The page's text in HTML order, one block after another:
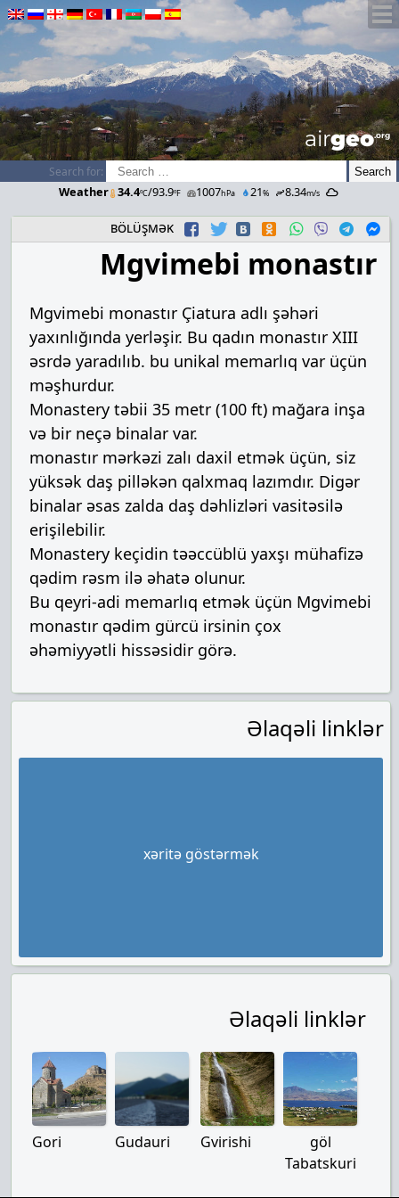
airGEO.oRg
Search for:
Weather 34.4ºC/93.9ºF 1007hPa 21% 8.34m/s
bölüşmək
Mgvimebi monastır
Mgvimebi monastır Çiatura adlı şəhəri
yaxınlığında yerləşir. Bu qadın monastır XIII
əsrdə yaradılıb. bu unikal memarlıq var üçün
məşhurdur.
Monastery təbii 35 metr (100 ft) mağara inşa
və bir neçə binalar var.
monastır mərkəzi zalı daxil etmək üçün, siz
yüksək daş pilləkən qalxmaq lazımdır. Digər
binalar əsas zalda daş dəhlizləri vasitəsilə
erişilebilir.
Monastery keçidin təəccüblü yaxşı mühafizə
qədim rəsm ilə əhatə olunur.
Bu qeyri-adi memarlıq etmək üçün Mgvimebi
monastır qədim gürcü irsinin çox
əhəmiyyətli hissəsidir görə.
Əlaqəli linklər
xəritə göstərmək
Əlaqəli linklər
Gori Gudauri Gvirishi
göl
Tabatskuri